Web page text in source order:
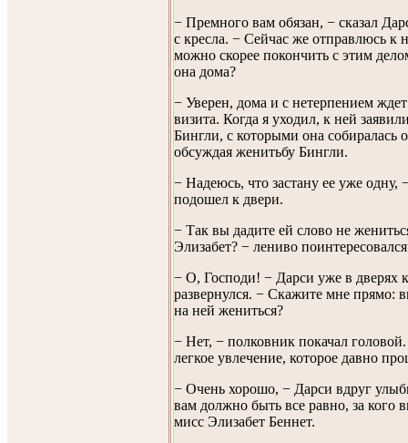
− Премного вам обязан, − сказал
с кресла. − Сейчас же отправлюсь к
можно скорее покончить с этим
она дома?
− Уверен, дома и с нетерпением
визита. Когда я уходил, к ней
Бингли, с которыми она собиралась
обсуждая женитьбу Бингли.
− Надеюсь, что застану ее уже одну,
подошел к двери.
− Так вы дадите ей слово не
Элизабет? − лениво
− О, Господи! − Дарси уже в дверях
развернулся. − Скажите мне прямо:
на ней жениться?
− Нет, − полковник покачал
легкое увлечение, которое давно
− Очень хорошо, − Дарси вдруг
вам должно быть все равно, за кого
мисс Элизабет Беннет.